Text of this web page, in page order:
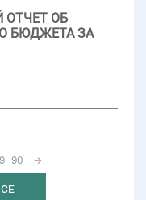
ОТЧЕТ ОБ
БЮДЖЕТА ЗА
90 →